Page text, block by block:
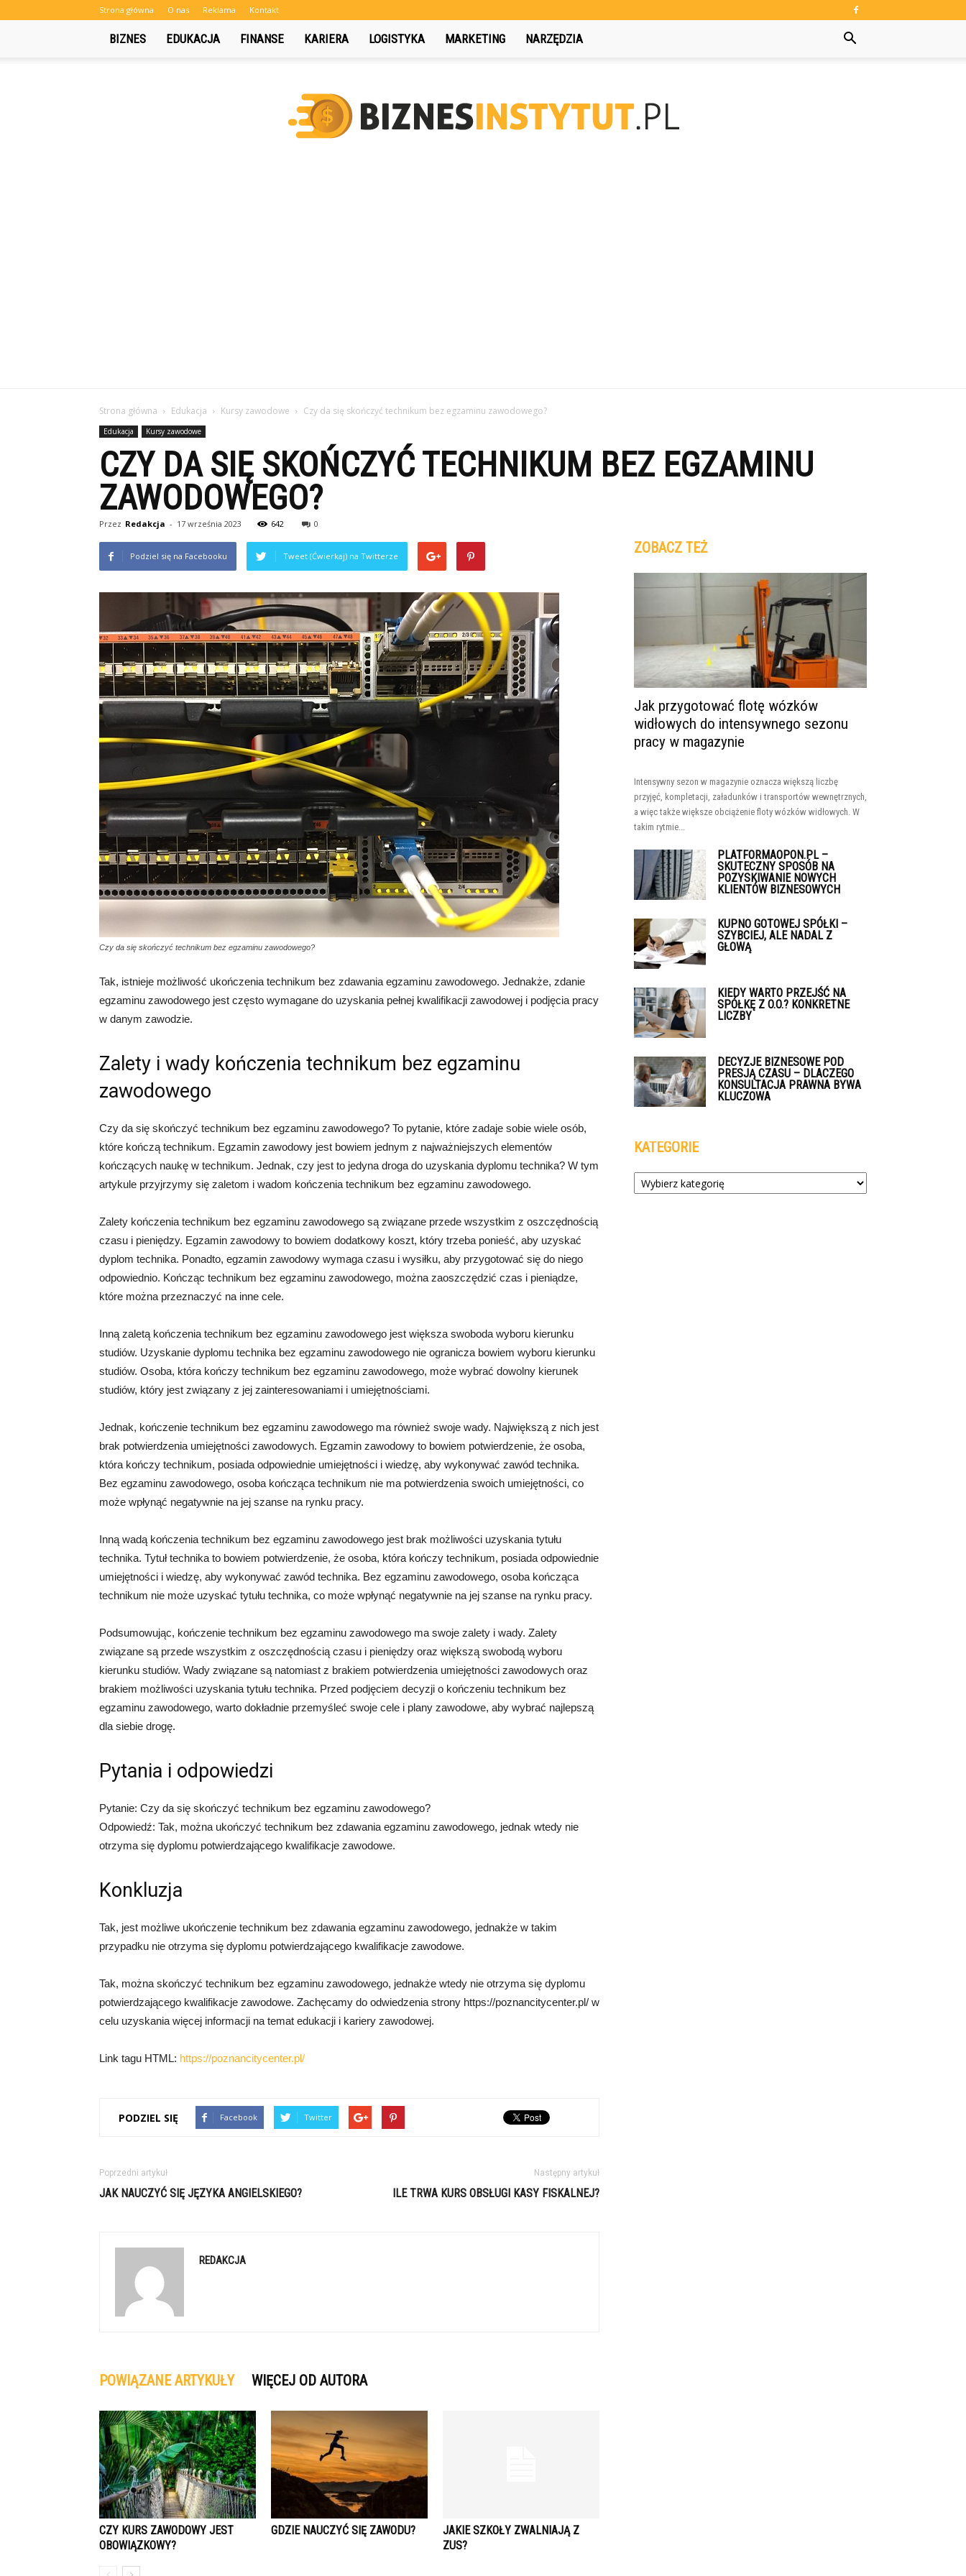
Strona główna O nas Reklama Kontakt
BIZNES EDUKACJA FINANSE KARIERA LOGISTYKA MARKETING NARZĘDZIA
Strona główna Edukacja Kursy zawodowe Czy da się skończyć technikum bez egzaminu zawodowego?
Edukacja Kursy zawodowe
CZY DA SIĘ SKOŃCZYĆ TECHNIKUM BEZ EGZAMINU
ZAWODOWEGO?
Przez Redakcja - 17 września 2023 642 0
Podziel się na Facebooku Tweet (Ćwierkaj) na Twitterze
Czy da się skończyć technikum bez egzaminu zawodowego?
Tak, istnieje możliwość ukończenia technikum bez zdawania egzaminu zawodowego. Jednakże, zdanie
egzaminu zawodowego jest często wymagane do uzyskania pełnej kwalifikacji zawodowej i podjęcia pracy
w danym zawodzie.
Zalety i wady kończenia technikum bez egzaminu
zawodowego
Czy da się skończyć technikum bez egzaminu zawodowego? To pytanie, które zadaje sobie wiele osób,
które kończą technikum. Egzamin zawodowy jest bowiem jednym z najważniejszych elementów
kończących naukę w technikum. Jednak, czy jest to jedyna droga do uzyskania dyplomu technika? W tym
artykule przyjrzymy się zaletom i wadom kończenia technikum bez egzaminu zawodowego.
Zalety kończenia technikum bez egzaminu zawodowego są związane przede wszystkim z oszczędnością
czasu i pieniędzy. Egzamin zawodowy to bowiem dodatkowy koszt, który trzeba ponieść, aby uzyskać
dyplom technika. Ponadto, egzamin zawodowy wymaga czasu i wysiłku, aby przygotować się do niego
odpowiednio. Kończąc technikum bez egzaminu zawodowego, można zaoszczędzić czas i pieniądze,
które można przeznaczyć na inne cele.
Inną zaletą kończenia technikum bez egzaminu zawodowego jest większa swoboda wyboru kierunku
studiów. Uzyskanie dyplomu technika bez egzaminu zawodowego nie ogranicza bowiem wyboru kierunku
studiów. Osoba, która kończy technikum bez egzaminu zawodowego, może wybrać dowolny kierunek
studiów, który jest związany z jej zainteresowaniami i umiejętnościami.
Jednak, kończenie technikum bez egzaminu zawodowego ma również swoje wady. Największą z nich jest
brak potwierdzenia umiejętności zawodowych. Egzamin zawodowy to bowiem potwierdzenie, że osoba,
która kończy technikum, posiada odpowiednie umiejętności i wiedzę, aby wykonywać zawód technika.
Bez egzaminu zawodowego, osoba kończąca technikum nie ma potwierdzenia swoich umiejętności, co
może wpłynąć negatywnie na jej szanse na rynku pracy.
Inną wadą kończenia technikum bez egzaminu zawodowego jest brak możliwości uzyskania tytułu
technika. Tytuł technika to bowiem potwierdzenie, że osoba, która kończy technikum, posiada odpowiednie
umiejętności i wiedzę, aby wykonywać zawód technika. Bez egzaminu zawodowego, osoba kończąca
technikum nie może uzyskać tytułu technika, co może wpłynąć negatywnie na jej szanse na rynku pracy.
Podsumowując, kończenie technikum bez egzaminu zawodowego ma swoje zalety i wady. Zalety
związane są przede wszystkim z oszczędnością czasu i pieniędzy oraz większą swobodą wyboru
kierunku studiów. Wady związane są natomiast z brakiem potwierdzenia umiejętności zawodowych oraz
brakiem możliwości uzyskania tytułu technika. Przed podjęciem decyzji o kończeniu technikum bez
egzaminu zawodowego, warto dokładnie przemyśleć swoje cele i plany zawodowe, aby wybrać najlepszą
dla siebie drogę.
Pytania i odpowiedzi
Pytanie: Czy da się skończyć technikum bez egzaminu zawodowego?
Odpowiedź: Tak, można ukończyć technikum bez zdawania egzaminu zawodowego, jednak wtedy nie
otrzyma się dyplomu potwierdzającego kwalifikacje zawodowe.
Konkluzja
Tak, jest możliwe ukończenie technikum bez zdawania egzaminu zawodowego, jednakże w takim
przypadku nie otrzyma się dyplomu potwierdzającego kwalifikacje zawodowe.
Tak, można skończyć technikum bez egzaminu zawodowego, jednakże wtedy nie otrzyma się dyplomu
potwierdzającego kwalifikacje zawodowe. Zachęcamy do odwiedzenia strony https://poznancitycenter.pl/ w
celu uzyskania więcej informacji na temat edukacji i kariery zawodowej.
Link tagu HTML: https://poznancitycenter.pl/
PODZIEL SIĘ Facebook Twitter
Poprzedni artykuł
JAK NAUCZYĆ SIĘ JĘZYKA ANGIELSKIEGO?
Następny artykuł
ILE TRWA KURS OBSŁUGI KASY FISKALNEJ?
REDAKCJA
POWIĄZANE ARTYKUŁY WIĘCEJ OD AUTORA
CZY KURS ZAWODOWY JEST
OBOWIĄZKOWY?
GDZIE NAUCZYĆ SIĘ ZAWODU?
JAKIE SZKOŁY ZWALNIAJĄ Z
ZUS?
ZOBACZ TEŻ
Jak przygotować flotę wózków
widłowych do intensywnego sezonu
pracy w magazynie
Intensywny sezon w magazynie oznacza większą liczbę
przyjęć, kompletacji, załadunków i transportów wewnętrznych,
a więc także większe obciążenie floty wózków widłowych. W
takim rytmie...
PLATFORMAOPON.PL –
SKUTECZNY SPOSÓB NA
POZYSKIWANIE NOWYCH
KLIENTÓW BIZNESOWYCH
KUPNO GOTOWEJ SPÓŁKI –
SZYBCIEJ, ALE NADAL Z
GŁOWĄ
KIEDY WARTO PRZEJŚĆ NA
SPÓŁKĘ Z O.O.? KONKRETNE
LICZBY
DECYZJE BIZNESOWE POD
PRESJĄ CZASU – DLACZEGO
KONSULTACJA PRAWNA BYWA
KLUCZOWA
KATEGORIE
Kategorie